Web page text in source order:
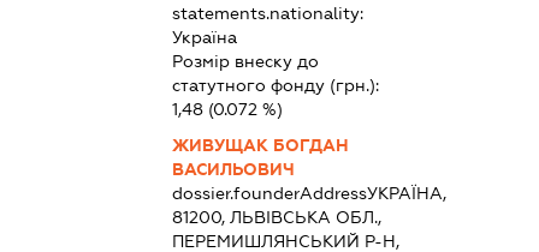
statements.nationality:
Україна
Розмір внеску до
статутного фонду (грн.):
1,48(0.072 %)
ЖИВУЩАК БОГДАН
ВАСИЛЬОВИЧ
dossier.founderAddressУКРАЇНА,
81200, ЛЬВІВСЬКА ОБЛ.,
ПЕРЕМИШЛЯНСЬКИЙ Р-Н,